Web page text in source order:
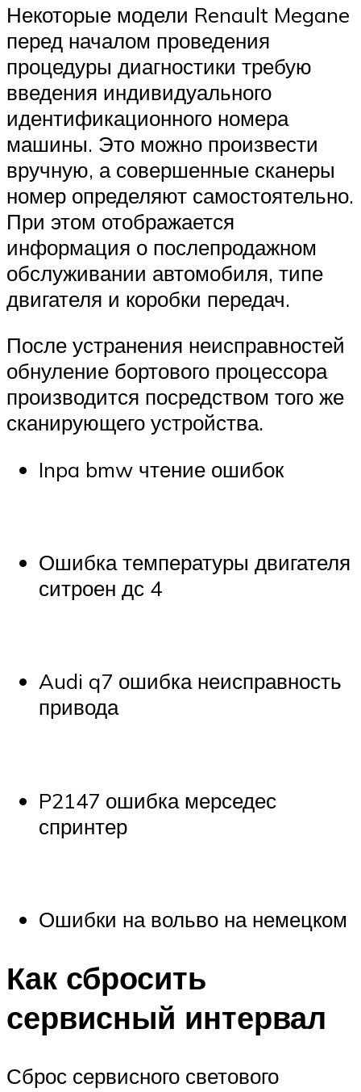
Некоторые модели Renault Megane
перед началом проведения
процедуры диагностики требую
введения индивидуального
идентификационного номера
машины. Это можно произвести
вручную, а совершенные сканеры
номер определяют самостоятельно.
При этом отображается
информация о послепродажном
обслуживании автомобиля, типе
двигателя и коробки передач.
После устранения неисправностей
обнуление бортового процессора
производится посредством того же
сканирующего устройства.
Inpa bmw чтение ошибок
Ошибка температуры двигателя
ситроен дс 4
Audi q7 ошибка неисправность
привода
P2147 ошибка мерседес
спринтер
Ошибки на вольво на немецком
Как сбросить
сервисный интервал
Сброс сервисного светового